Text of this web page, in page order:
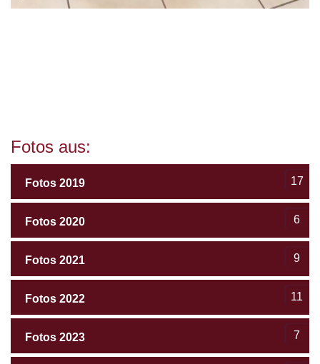
Fotos aus:
Fotos 2019 17
Fotos 2020 6
Fotos 2021 9
Fotos 2022 11
Fotos 2023 7